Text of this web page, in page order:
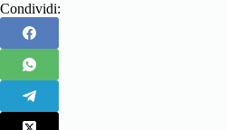
Condividi: